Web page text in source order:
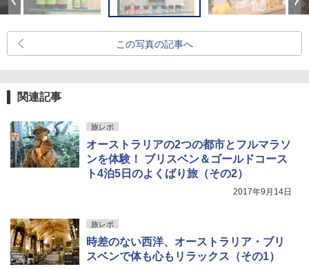
この写真の記事へ
関連記事
旅レポ
オーストラリアの2つの都市とフルマラソ
ンを体験！ ブリスベン＆ゴールドコース
ト4泊5日のよくばり旅（その2）
2017年9月14日
旅レポ
時差のない西洋、オーストラリア・ブリ
スベンで体も心もリラックス（その1）